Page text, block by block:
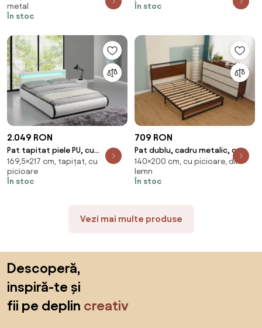
metal
În stoc
inclus, 140x200, Bej
În stoc
2.049 RON
Pat tapitat piele PU, cu
iluminare LED, telecomanda,
cadru lemn, suport saltea
inclus, 160x200, Alb
169,5×217 cm, tapițat, cu
picioare
În stoc
709 RON
Pat dublu, cadru metalic, cu
tăblii efect lemn de nuc, Negru
140×200 cm, cu picioare, din
lemn
În stoc
Vezi mai multe produse
Descoperă,
inspiră-te și
fii pe deplin creativ